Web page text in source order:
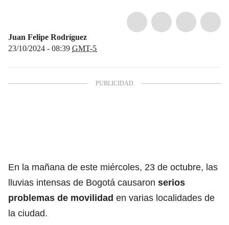
Juan Felipe Rodríguez
23/10/2024 - 08:39 GMT-5
En la mañana de este miércoles, 23 de octubre, las
lluvias intensas de Bogotá causaron serios
problemas de movilidad en varias localidades de
la ciudad.